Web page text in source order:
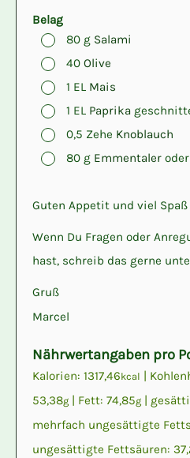
Belag
▢
80 g Salami
▢
40 Olive
▢1 EL Mais
▢1 EL Paprika
▢
0,5 Zehe Knoblauch
▢
80 g Emmentaler
Guten Appetit und viel
Wenn Du Fragen oder
hast, schreib das gerne
Gruß
Marcel
Nährwertangaben pro
Kalorien: 1317,46kcal
53,38g Fett: 74,85g
mehrfach ungesättigte
ungesättigte Fettsäuren: